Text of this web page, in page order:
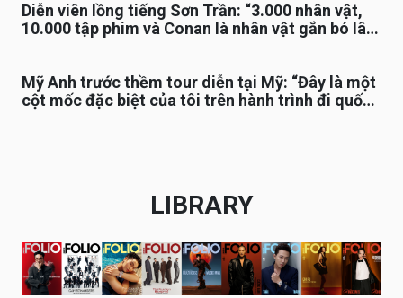
Diễn viên lồng tiếng Sơn Trần: “3.000 nhân vật,
10.000 tập phim và Conan là nhân vật gắn bó lâu
Mỹ Anh trước thềm tour diễn tại Mỹ: “Đây là một
cột mốc đặc biệt của tôi trên hành trình đi quốc
LIBRARY